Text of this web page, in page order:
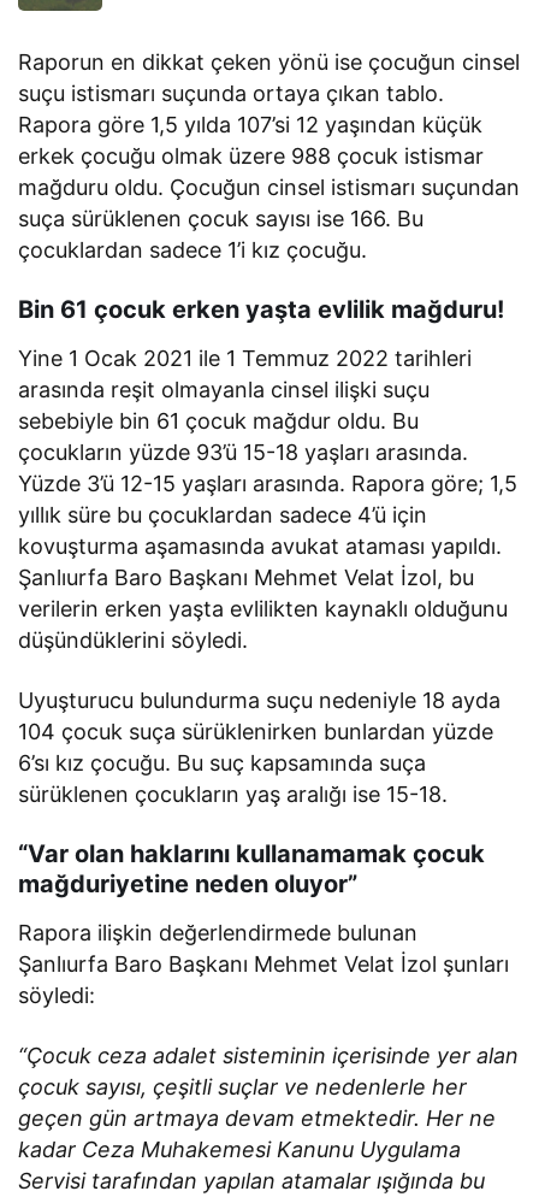
Raporun en dikkat çeken yönü ise çocuğun cinsel
suçu istismarı suçunda ortaya çıkan tablo.
Rapora göre 1,5 yılda 107’si 12 yaşından küçük
erkek çocuğu olmak üzere 988 çocuk istismar
mağduru oldu. Çocuğun cinsel istismarı suçundan
suça sürüklenen çocuk sayısı ise 166. Bu
çocuklardan sadece 1’i kız çocuğu.
Bin 61 çocuk erken yaşta evlilik mağduru!
Yine 1 Ocak 2021 ile 1 Temmuz 2022 tarihleri
arasında reşit olmayanla cinsel ilişki suçu
sebebiyle bin 61 çocuk mağdur oldu. Bu
çocukların yüzde 93’ü 15-18 yaşları arasında.
Yüzde 3’ü 12-15 yaşları arasında. Rapora göre; 1,5
yıllık süre bu çocuklardan sadece 4’ü için
kovuşturma aşamasında avukat ataması yapıldı.
Şanlıurfa Baro Başkanı Mehmet Velat İzol, bu
verilerin erken yaşta evlilikten kaynaklı olduğunu
düşündüklerini söyledi.
Uyuşturucu bulundurma suçu nedeniyle 18 ayda
104 çocuk suça sürüklenirken bunlardan yüzde
6’sı kız çocuğu. Bu suç kapsamında suça
sürüklenen çocukların yaş aralığı ise 15-18.
“Var olan haklarını kullanamamak çocuk
mağduriyetine neden oluyor”
Rapora ilişkin değerlendirmede bulunan
Şanlıurfa Baro Başkanı Mehmet Velat İzol şunları
söyledi:
“Çocuk ceza adalet sisteminin içerisinde yer alan
çocuk sayısı, çeşitli suçlar ve nedenlerle her
geçen gün artmaya devam etmektedir. Her ne
kadar Ceza Muhakemesi Kanunu Uygulama
Servisi tarafından yapılan atamalar ışığında bu